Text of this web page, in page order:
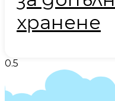
хранене